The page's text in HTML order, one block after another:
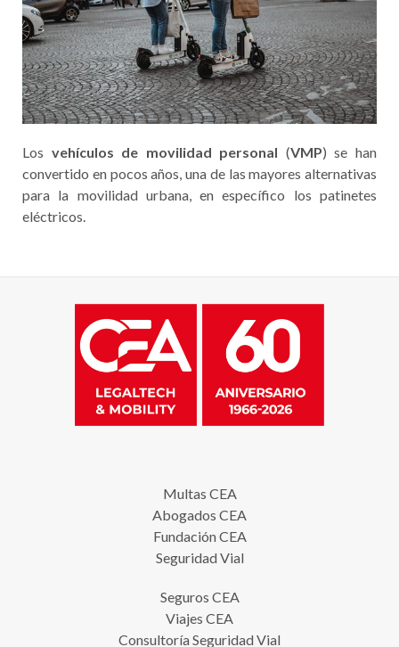
Los vehículos de movilidad personal (VMP) se han
convertido en pocos años, una de las mayores alternativas
para la movilidad urbana, en específico los patinetes
eléctricos.
Multas CEA
Abogados CEA
Fundación CEA
Seguridad Vial
Seguros CEA
Viajes CEA
Consultoría Seguridad Vial